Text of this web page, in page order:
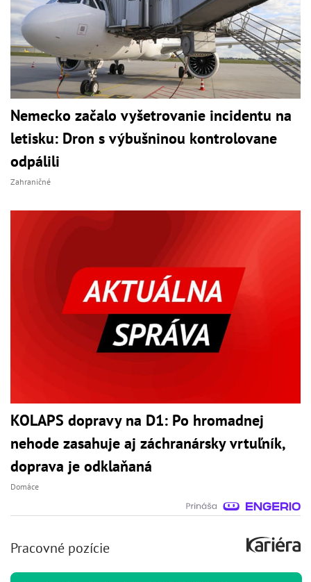
Nemecko začalo vyšetrovanie incidentu na
letisku: Dron s výbušninou kontrolovane
odpálili
Zahraničné
KOLAPS dopravy na D1: Po hromadnej
nehode zasahuje aj záchranársky vrtuľník,
doprava je odklaňaná
Domáce
Pracovné pozície